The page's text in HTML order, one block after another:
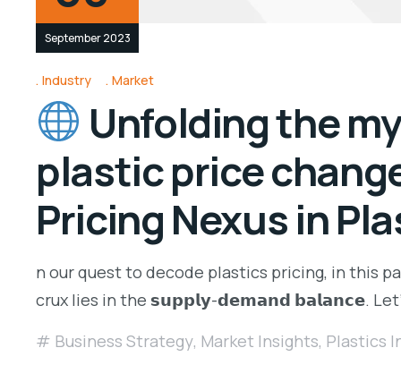
September 2023
Industry Market
Unfolding the
plastic price
Pricing Nexus in
n our quest to decode plastics pricing, in this
crux lies in the 𝘀𝘂𝗽𝗽𝗹𝘆-𝗱𝗲𝗺𝗮𝗻𝗱 𝗯𝗮𝗹𝗮𝗻𝗰𝗲.
Business Strategy, Market Insights, Plastics